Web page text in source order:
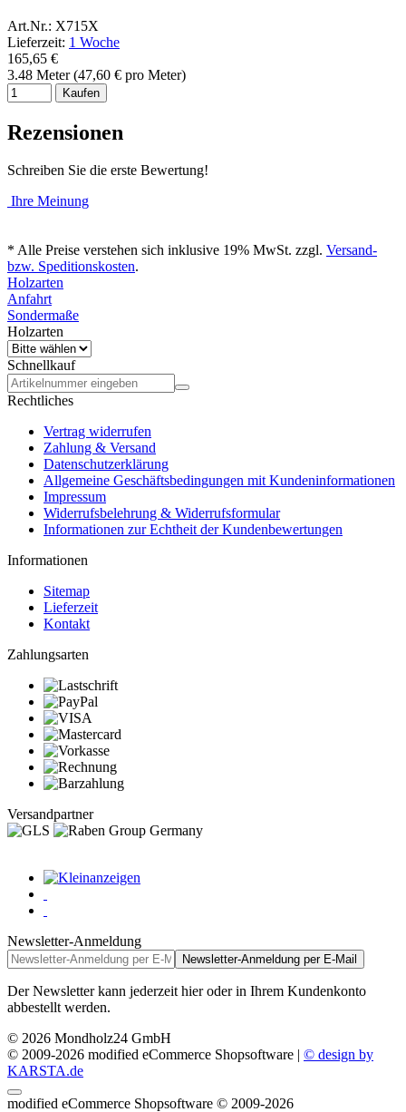
Art.Nr.: X715X
Lieferzeit: 1 Woche
165,65 €
3.48 Meter (47,60 € pro Meter)
Kaufen
Rezensionen
Schreiben Sie die erste Bewertung!
Ihre Meinung
* Alle Preise verstehen sich inklusive 19% MwSt. zzgl. Versand-
bzw. Speditionskosten.
Holzarten
Anfahrt
Sondermaße
Holzarten
Schnellkauf
Rechtliches
Vertrag widerrufen
Zahlung & Versand
Datenschutzerklärung
Allgemeine Geschäftsbedingungen mit Kundeninformationen
Impressum
Widerrufsbelehrung & Widerrufsformular
Informationen zur Echtheit der Kundenbewertungen
Informationen
Sitemap
Lieferzeit
Kontakt
Zahlungsarten
Versandpartner
Newsletter-Anmeldung
Newsletter-Anmeldung per E-Mail
Der Newsletter kann jederzeit hier oder in Ihrem Kundenkonto
abbestellt werden.
© 2026 Mondholz24 GmbH
© 2009-2026 modified eCommerce Shopsoftware | © design by
KARSTA.de
modified eCommerce Shopsoftware © 2009-2026